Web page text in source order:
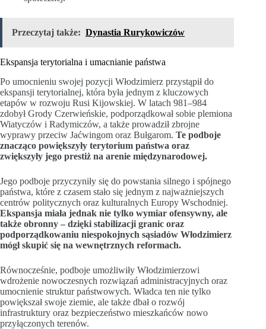
Przeczytaj także: Dynastia Rurykowiczów
Ekspansja terytorialna i umacnianie państwa
Po umocnieniu swojej pozycji Włodzimierz przystąpił do
ekspansji terytorialnej, która była jednym z kluczowych
etapów w rozwoju Rusi Kijowskiej. W latach 981–984
zdobył Grody Czerwieńskie, podporządkował sobie plemiona
Wiatyczów i Radymiczów, a także prowadził zbrojne
wyprawy przeciw Jaćwingom oraz Bułgarom. Te podboje
znacząco powiększyły terytorium państwa oraz
zwiększyły jego prestiż na arenie międzynarodowej.
Jego podboje przyczyniły się do powstania silnego i spójnego
państwa, które z czasem stało się jednym z najważniejszych
centrów politycznych oraz kulturalnych Europy Wschodniej.
Ekspansja miała jednak nie tylko wymiar ofensywny, ale
także obronny – dzięki stabilizacji granic oraz
podporządkowaniu niespokojnych sąsiadów Włodzimierz
mógł skupić się na wewnętrznych reformach.
Równocześnie, podboje umożliwiły Włodzimierzowi
wdrożenie nowoczesnych rozwiązań administracyjnych oraz
umocnienie struktur państwowych. Władca ten nie tylko
powiększał swoje ziemie, ale także dbał o rozwój
infrastruktury oraz bezpieczeństwo mieszkańców nowo
przyłączonych terenów.